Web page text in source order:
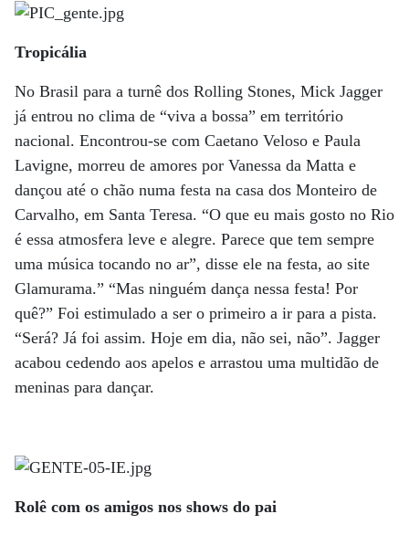
Tropicália
No Brasil para a turnê dos Rolling Stones, Mick Jagger
já entrou no clima de “viva a bossa” em território
nacional. Encontrou-se com Caetano Veloso e Paula
Lavigne, morreu de amores por Vanessa da Matta e
dançou até o chão numa festa na casa dos Monteiro de
Carvalho, em Santa Teresa. “O que eu mais gosto no Rio
é essa atmosfera leve e alegre. Parece que tem sempre
uma música tocando no ar”, disse ele na festa, ao site
Glamurama.” “Mas ninguém dança nessa festa! Por
quê?” Foi estimulado a ser o primeiro a ir para a pista.
“Será? Já foi assim. Hoje em dia, não sei, não”. Jagger
acabou cedendo aos apelos e arrastou uma multidão de
meninas para dançar.
Rolê com os amigos nos shows do pai